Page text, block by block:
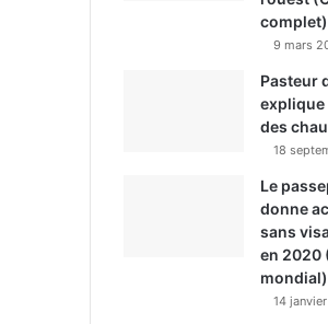
complet)
9 mars
Pasteur
des
18
Le
donne
sans
en 2020
mondial)
14